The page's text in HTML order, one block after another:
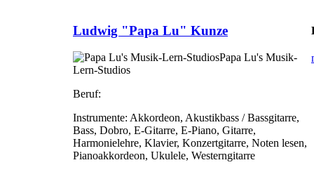
Ludwig "Papa Lu" Kunze
Papa Lu's Musik-
Lern-Studios
Beruf:
Instrumente: Akkordeon, Akustikbass / Bassgitarre,
Bass, Dobro, E-Gitarre, E-Piano, Gitarre,
Harmonielehre, Klavier, Konzertgitarre, Noten lesen,
Pianoakkordeon, Ukulele, Westerngitarre